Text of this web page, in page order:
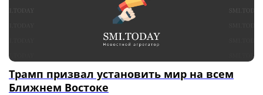
Трамп призвал установить мир на всем
Ближнем Востоке